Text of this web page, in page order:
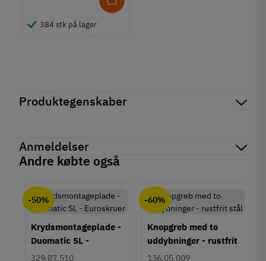
384 stk på lager
Produktegenskaber
Produktinformation
Stål
Farve
Guld
Montering
M4 bolt
Anmeldelser
Andre købte også
-50%
Krydsmontageplade -
Duomatic SL -
Euroskruer
329.87.510
-60%
Knopgreb med to
uddybninger - rustfrit
stål
136.05.009